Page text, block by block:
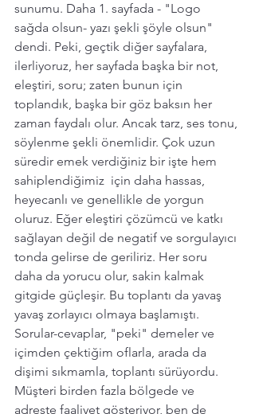
sunumu. Daha 1. sayfada - "Logo
sağda olsun- yazı şekli şöyle olsun"
dendi. Peki, geçtik diğer sayfalara,
ilerliyoruz, her sayfada başka bir not,
eleştiri, soru; zaten bunun için
toplandık, başka bir göz baksın her
zaman faydalı olur. Ancak tarz, ses tonu,
söylenme şekli önemlidir. Çok uzun
süredir emek verdiğiniz bir işte hem
sahiplendiğimiz  için daha hassas,
heyecanlı ve genellikle de yorgun
oluruz. Eğer eleştiri çözümcü ve katkı
sağlayan değil de negatif ve sorgulayıcı
tonda gelirse de geriliriz. Her soru
daha da yorucu olur, sakin kalmak
gitgide güçleşir. Bu toplantı da yavaş
yavaş zorlayıcı olmaya başlamıştı.
Sorular-cevaplar, "peki" demeler ve
içimden çektiğim oflarla, arada da
dişimi sıkmamla, toplantı sürüyordu.
Müşteri birden fazla bölgede ve
adreste faaliyet gösteriyor, ben de